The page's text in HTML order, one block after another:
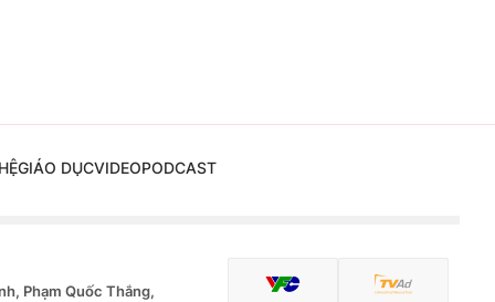
GIÁO DỤCVIDEOPODCAST
Phạm Quốc Thắng,